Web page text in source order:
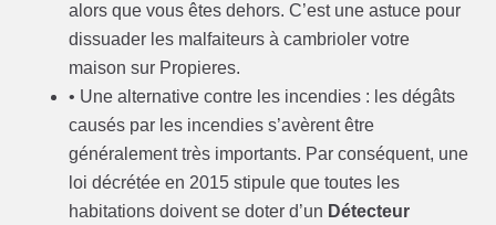
alors que vous êtes dehors. C’est une astuce pour
dissuader les malfaiteurs à cambrioler votre
maison sur Propieres.
• Une alternative contre les incendies : les dégâts
causés par les incendies s’avèrent être
généralement très importants. Par conséquent, une
loi décrétée en 2015 stipule que toutes les
habitations doivent se doter d’un Détecteur